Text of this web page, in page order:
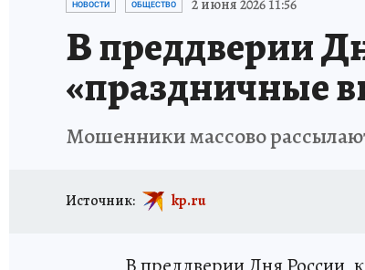
НОВОСТИ ОБЩЕСТВО 2 июня 2026 11:56
В преддверии
«праздничные
Мошенники массово
Источник: kp.ru